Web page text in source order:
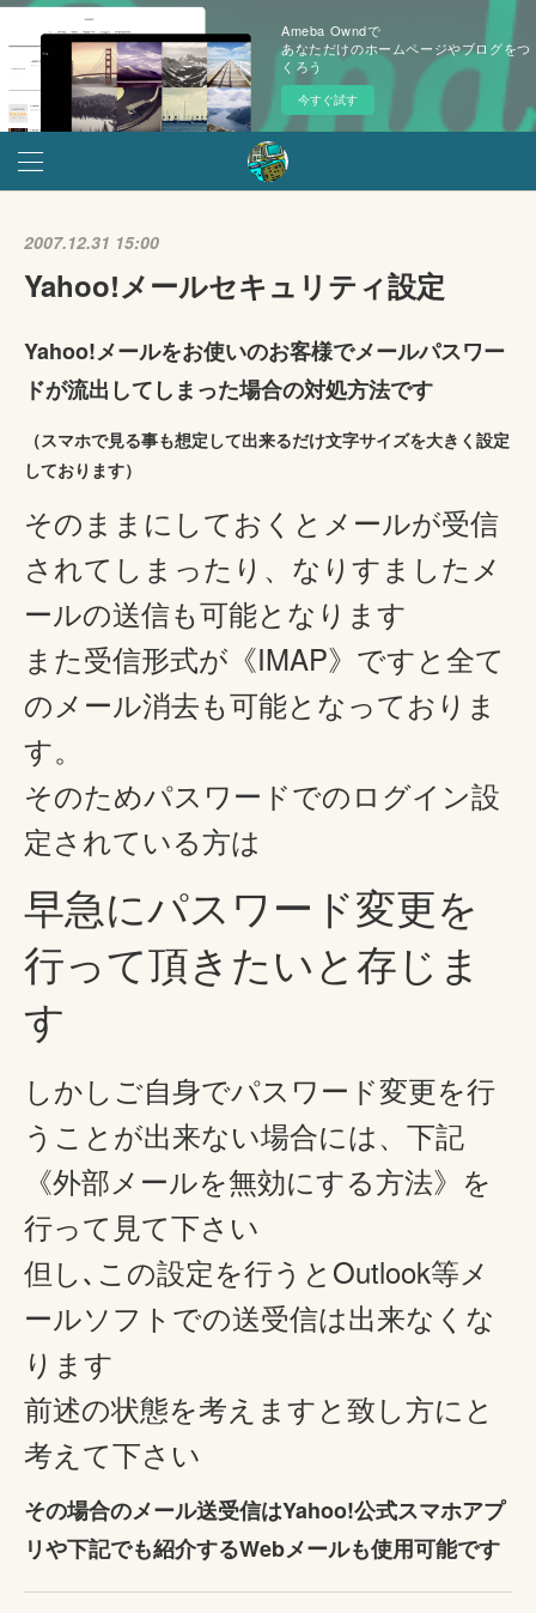
Ameba Owndで
あなただけのホームページやブログをつ
くろう
今すぐ試す
2007.12.31 15:00
Yahoo!メールセキュリティ設定
Yahoo!メールをお使いのお客様でメールパスワー
ドが流出してしまった場合の対処方法です
（スマホで見る事も想定して出来るだけ文字サイズを大きく設定
しております）
そのままにしておくとメールが受信
されてしまったり、なりすましたメ
ールの送信も可能となります
また受信形式が《IMAP》ですと全て
のメール消去も可能となっておりま
す。
そのためパスワードでのログイン設
定されている方は
早急にパスワード変更を
行って頂きたいと存じま
す
しかしご自身でパスワード変更を行
うことが出来ない場合には、下記
《外部メールを無効にする方法》を
行って見て下さい
但し､この設定を行うとOutlook等メ
ールソフトでの送受信は出来なくな
ります
前述の状態を考えますと致し方にと
考えて下さい
その場合のメール送受信はYahoo!公式スマホアプ
リや下記でも紹介するWebメールも使用可能です